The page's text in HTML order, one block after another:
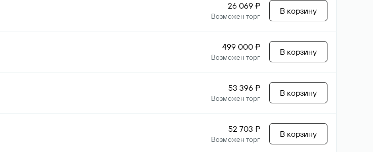
26 069 ₽
Возможен торг
В корзину
499 000 ₽
Возможен торг
В корзину
53 396 ₽
Возможен торг
В корзину
52 703 ₽
Возможен торг
В корзину